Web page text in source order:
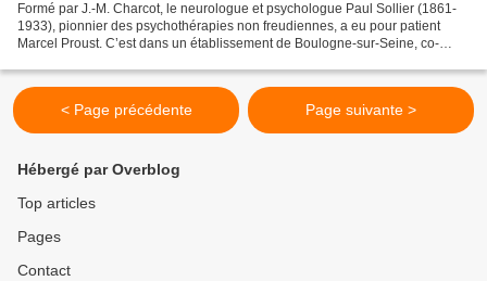
Formé par J.-M. Charcot, le neurologue et psychologue Paul Sollier (1861-
1933), pionnier des psychothérapies non freudiennes, a eu pour patient
Marcel Proust. C’est dans un établissement de Boulogne-sur-Seine, co-
< Page précédente Page suivante >
Hébergé par Overblog
Top articles
Pages
Contact